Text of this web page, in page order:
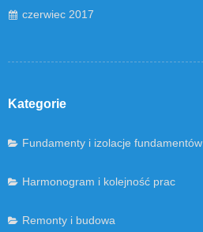
czerwiec 2017
Kategorie
Fundamenty i izolacje fundamentów
Harmonogram i kolejność prac
Remonty i budowa